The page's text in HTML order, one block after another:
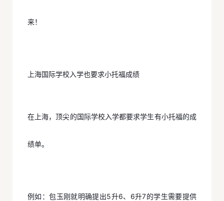
来！
上海国际学校入学也要求小托福成绩
在上海，顶尖的国际学校入学都要求学生有小托福的成
绩单。
例如：包玉刚就明确提出5升6、6升7的学生需要提供